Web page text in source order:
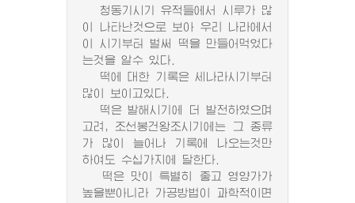
청동기시기 유적들에서 시루가 많
이 나타난것으로 보아 우리 나라에서
이 시기부터 벌써 떡을 만들어먹었다
는것을 알수 있다.
떡에 대한 기록은 세나라시기부터
많이 보이고있다.
떡은 발해시기에 더 발전하였으며
고려, 조선봉건왕조시기에는 그 종류
가 많이 늘어나 기록에 나오는것만
하여도 수십가지에 달한다.
떡은 맛이 특별히 좋고 영양가가
높을뿐아니라 가공방법이 과학적이면